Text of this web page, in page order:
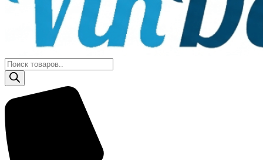
Поиск
товаров